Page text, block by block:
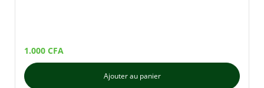
1.000 CFA
Ajouter au panier